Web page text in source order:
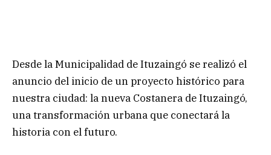
Desde la Municipalidad de Ituzaingó se realizó el
anuncio del inicio de un proyecto histórico para
nuestra ciudad: la nueva Costanera de Ituzaingó,
una transformación urbana que conectará la
historia con el futuro.